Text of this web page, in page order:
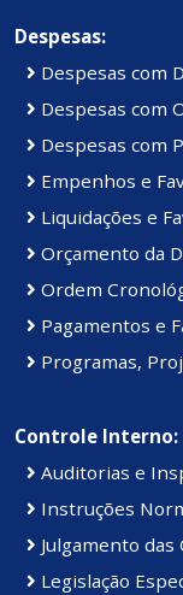
Despesas:
Despesas com
Despesas com
Despesas com
Empenhos e
Liquidações e
Orçamento da
Ordem
Pagamentos e
Programas,
Controle Interno:
Auditorias e
Instruções
Julgamento
Legislação